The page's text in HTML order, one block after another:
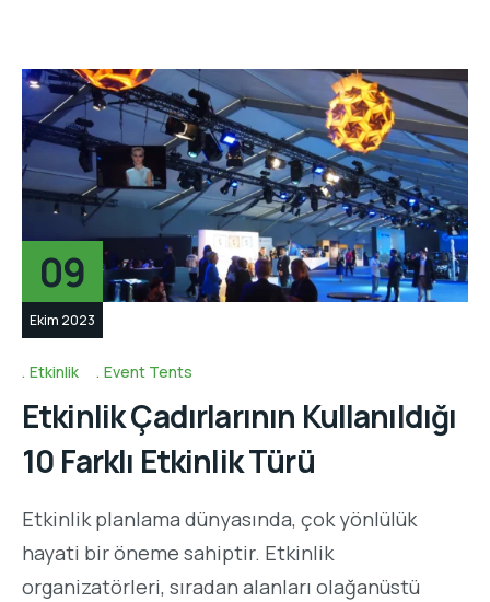
09
Ekim 2023
Etkinlik Event Tents
Etkinlik Çadırlarının Kullanıldığı
10 Farklı Etkinlik Türü
Etkinlik planlama dünyasında, çok yönlülük
hayati bir öneme sahiptir. Etkinlik
organizatörleri, sıradan alanları olağanüstü